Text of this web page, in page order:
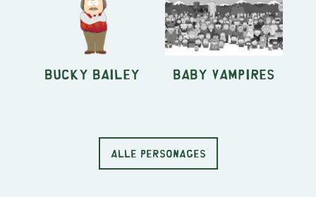
Bucky Bailey Baby Vampires
ALLE PERSONAGES